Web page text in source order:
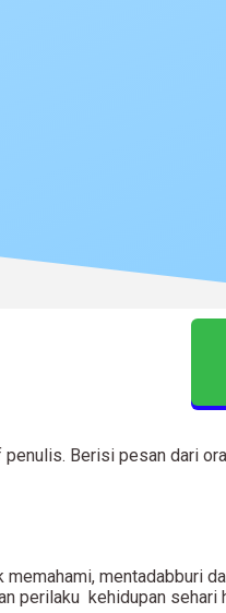
Berisi pesan dari
mentadabburi
perilaku kehidupan sehari